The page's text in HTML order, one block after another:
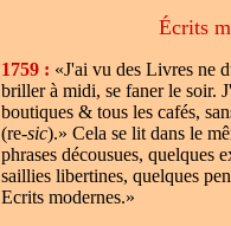
Écrits
1759 : «J'ai vu des Livres ne
briller à midi, se faner le soir.
boutiques & tous les cafés,
(re-sic).» Cela se lit dans le
phrases décousues, quelques
saillies libertines, quelques
Ecrits modernes.»